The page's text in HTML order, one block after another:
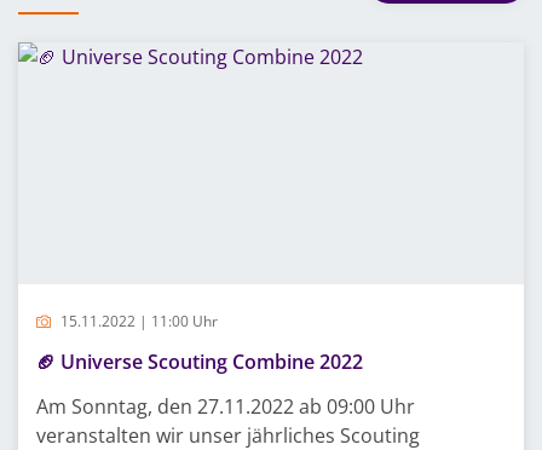
15.11.2022 | 11:00 Uhr
🏈 Universe Scouting Combine 2022
Am Sonntag, den 27.11.2022 ab 09:00 Uhr
veranstalten wir unser jährliches Scouting